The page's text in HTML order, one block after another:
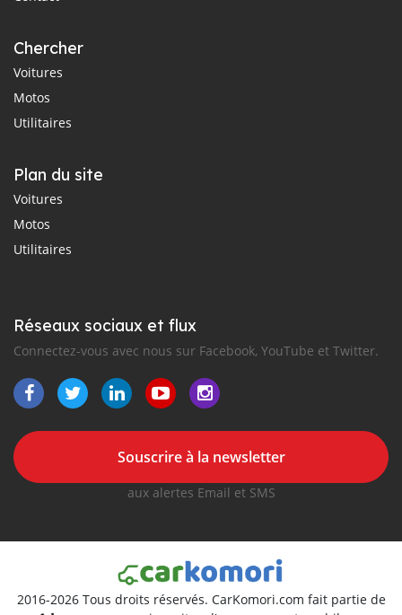
Chercher
Voitures
Motos
Utilitaires
Plan du site
Voitures
Motos
Utilitaires
Réseaux sociaux et flux
Connectez-vous avec nous sur Facebook, YouTube et Twitter.
Souscrire à la newsletter
aux alertes Email et SMS
2016-2026 Tous droits réservés. CarKomori.com fait partie de